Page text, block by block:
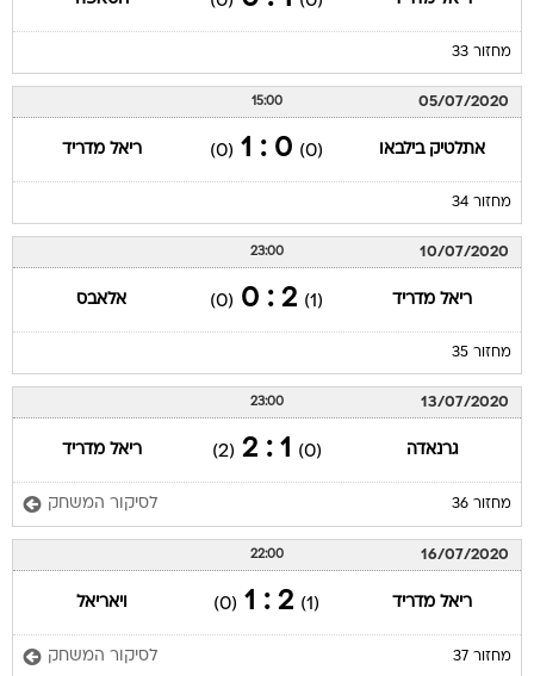
מחזור 33
05/07/2020
15:00
אתלטיק בילבאו (0)
0 : 1
(0) ריאל מדריד
מחזור 34
10/07/2020
23:00
ריאל מדריד (1)
2 : 0
(0) אלאבס
מחזור 35
13/07/2020
23:00
גרנאדה (0)
1 : 2
(2) ריאל מדריד
מחזור 36 לסיקור המשחק
16/07/2020
22:00
ריאל מדריד (1)
2 : 1
(0) ויאריאל
מחזור 37 לסיקור המשחק